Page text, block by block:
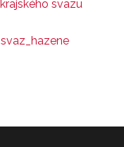
svazu